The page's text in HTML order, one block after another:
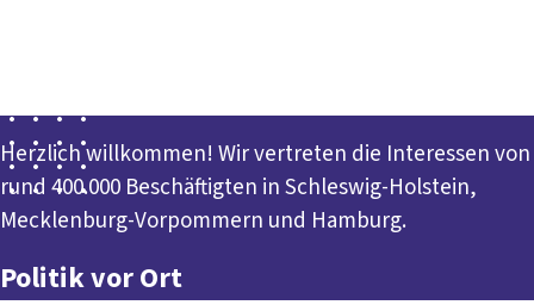
Herzlich willkommen! Wir vertreten die Interessen von
rund 400.000 Beschäftigten in Schleswig-Holstein,
Mecklenburg-Vorpommern und Hamburg.
Politik vor Ort